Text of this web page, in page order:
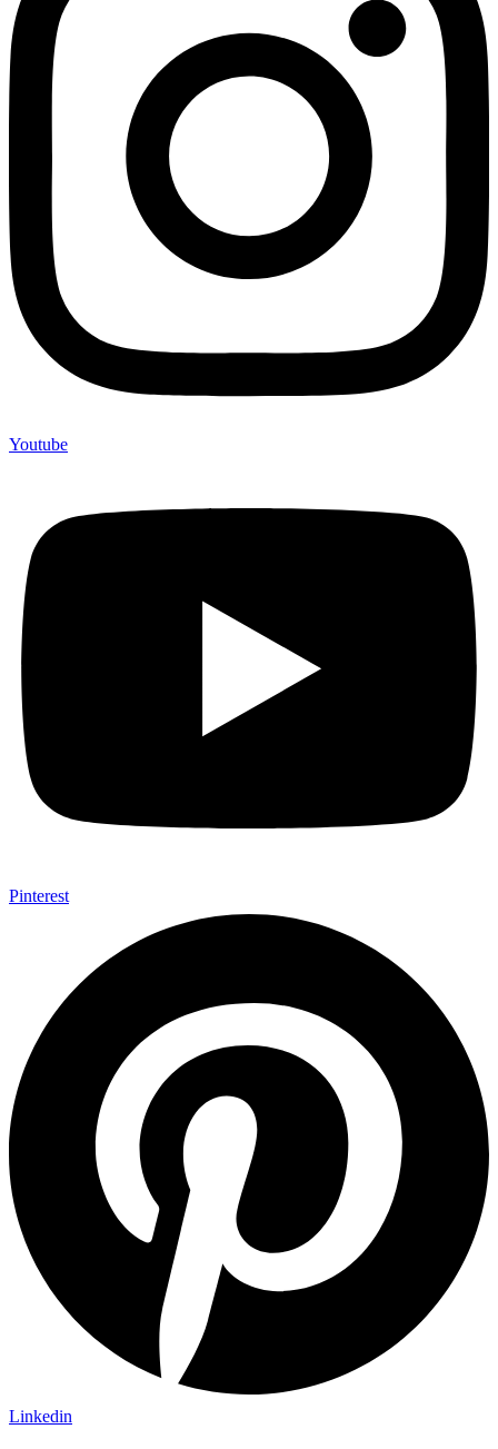
Youtube
Pinterest
Linkedin